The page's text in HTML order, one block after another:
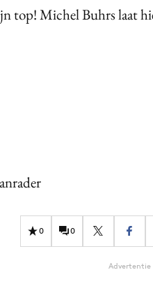
top! Michel Buhrs laat
0 0
Advertentie